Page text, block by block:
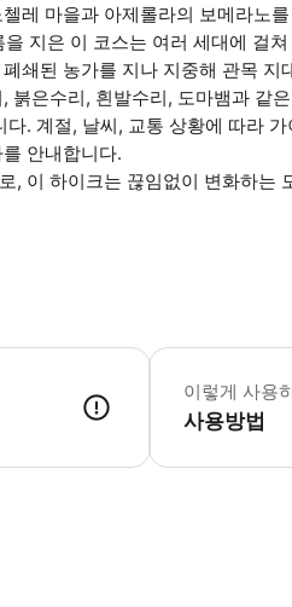
레 마을과 아제롤라의 보메라노
지은 이 코스는 여러 세대에 걸
쇄된 농가를 지나 지중해 관목 지
붉은수리, 흰발수리, 도마뱀과 같
. 계절, 날씨, 교통 상황에 따라
안내합니다.
, 이 하이크는 끊임없이 변화하는
하이크는 날씨 및
이렇게 사용
사용방법